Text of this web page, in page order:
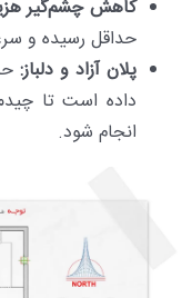
کاهش چشم‌گیر
حداقل رسیده و
پلان آزاد و دلباز:
داده است تا
انجام شود.